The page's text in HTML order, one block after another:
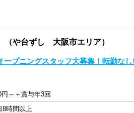
や台ずし 大阪市エリア）
ープニングスタッフ大募集！転勤な
～＋賞与年3回
8時間以上